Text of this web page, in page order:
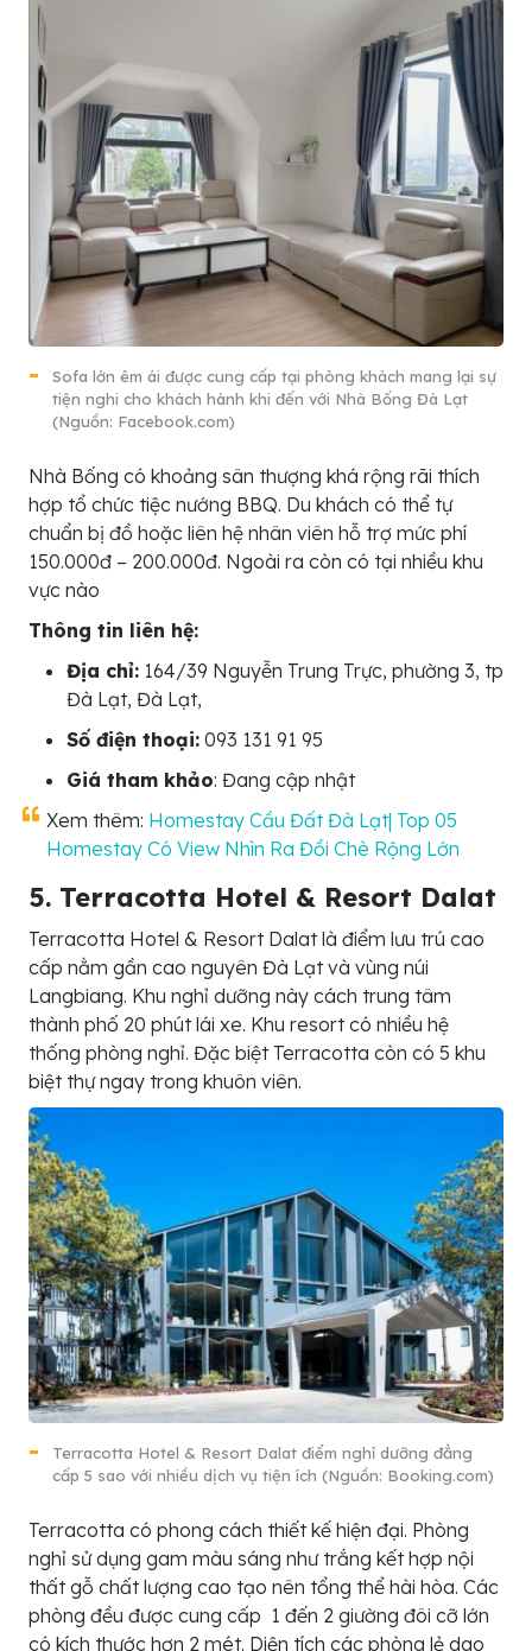
Sofa lớn êm ái được cung cấp tại phòng khách mang lại sự
tiện nghi cho khách hành khi đến với Nhà Bống Đà Lạt
(Nguồn: Facebook.com)
Nhà Bống có khoảng sân thượng khá rộng rãi thích
hợp tổ chức tiệc nướng BBQ. Du khách có thể tự
chuẩn bị đồ hoặc liên hệ nhân viên hỗ trợ mức phí
150.000đ – 200.000đ. Ngoài ra còn có tại nhiều khu
vực nào
Thông tin liên hệ:
Địa chỉ: 164/39 Nguyễn Trung Trực, phường 3, tp
Đà Lạt, Đà Lạt,
Số điện thoại: 093 131 91 95
Giá tham khảo: Đang cập nhật
Xem thêm: Homestay Cầu Đất Đà Lạt| Top 05
Homestay Có View Nhìn Ra Đồi Chè Rộng Lớn
5. Terracotta Hotel & Resort Dalat
Terracotta Hotel & Resort Dalat là điểm lưu trú cao
cấp nằm gần cao nguyên Đà Lạt và vùng núi
Langbiang. Khu nghỉ dưỡng này cách trung tâm
thành phố 20 phút lái xe. Khu resort có nhiều hệ
thống phòng nghỉ. Đặc biệt Terracotta còn có 5 khu
biệt thự ngay trong khuôn viên.
Terracotta Hotel & Resort Dalat điểm nghỉ dưỡng đẳng
cấp 5 sao với nhiều dịch vụ tiện ích (Nguồn: Booking.com)
Terracotta có phong cách thiết kế hiện đại. Phòng
nghỉ sử dụng gam màu sáng như trắng kết hợp nội
thất gỗ chất lượng cao tạo nên tổng thể hài hòa. Các
phòng đều được cung cấp 1 đến 2 giường đôi cỡ lớn
có kích thước hơn 2 mét. Diện tích các phòng lẻ dao